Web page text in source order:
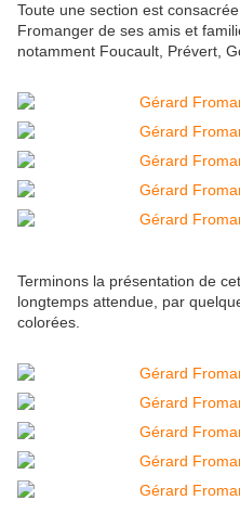
Toute une section est
Fromanger de ses amis et
notamment Foucault, Prévert,
Terminons la présentation de
longtemps attendue, par
colorées.